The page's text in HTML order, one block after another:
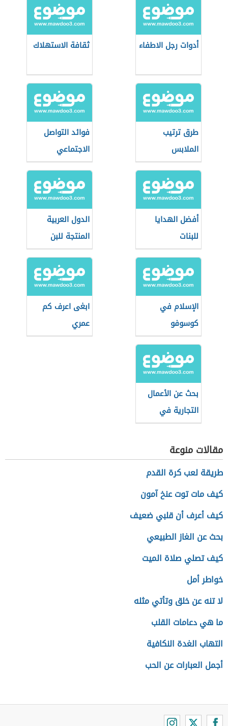
أدوات رجل الاطفاء ثقافة الاستهلاك
طرق ترتيب
الملابس
فوائد التواصل
الاجتماعي
أفضل الهدايا
للبنات
الدول العربية
المنتجة للبن
الإسلام في
كوسوفو
ابغى اعرف كم
عمري
بحث عن الأعمال
التجارية في
القانون التجاري
مقالات منوعة
طريقة لعب كرة القدم
كيف مات توت عنخ آمون
كيف أعرف أن قلبي ضعيف
بحث عن الغاز الطبيعي
كيف تصلي صلاة الميت
خواطر أمل
لا تنه عن خلق وتأتي مثله
ما هي دعامات القلب
التهاب الغدة النكافية
أجمل العبارات عن الحب